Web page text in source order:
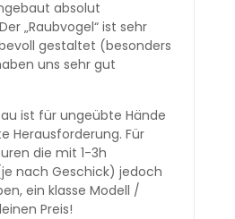
absolut
„Raubvogel“ ist sehr
gestaltet (besonders
uns sehr gut
ist für ungeübte Hände
Herausforderung. Für
die mit 1-3h
nach Geschick) jedoch
ein klasse Modell /
Preis!